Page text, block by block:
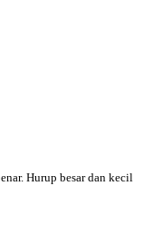
Hurup besar dan kecil